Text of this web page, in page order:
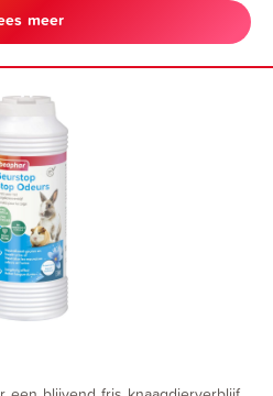
meer